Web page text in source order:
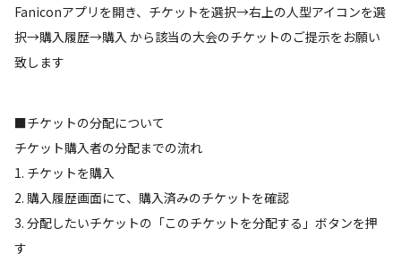
Faniconアプリを開き、チケットを選択→右上の人型アイコンを選
択→購入履歴→購入 から該当の大会のチケットのご提示をお願い
致します
■チケットの分配について
チケット購入者の分配までの流れ
1. チケットを購入
2. 購入履歴画面にて、購入済みのチケットを確認
3. 分配したいチケットの「このチケットを分配する」ボタンを押
す